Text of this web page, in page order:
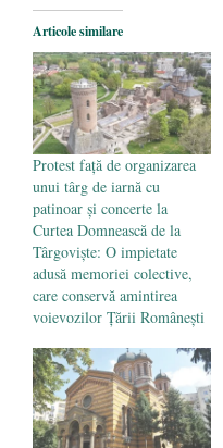
Legea Vexler
poetului
- 16 aprilie 2026
Articole similare
Protest față de organizarea
unui târg de iarnă cu
patinoar și concerte la
Curtea Domnească de la
Târgoviște: O impietate
adusă memoriei colective,
care conservă amintirea
voievozilor Țării Românești